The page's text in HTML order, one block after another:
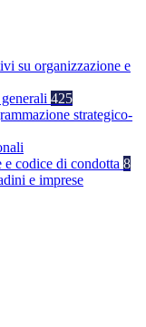
su organizzazione e
425
strategico-
codice di condotta 8
e imprese